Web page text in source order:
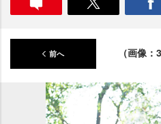
前へ （画像：